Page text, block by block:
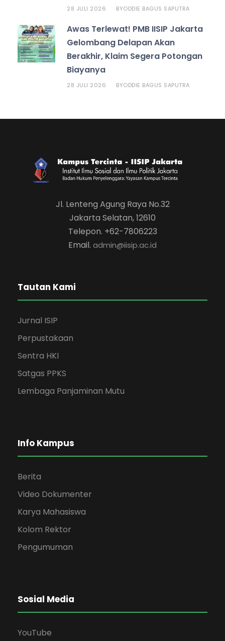
28 JULI 2026 BYODDIE BAGUS SAPUTRA
Awas Terlewat! PMB IISIP Jakarta
Gelombang Delapan Akan
Berakhir, Klaim Segera Potongan
Biayanya
28 JULI 2026 BYODDIE BAGUS SAPUTRA
Jl. Lenteng Agung Raya No.32
Jakarta Selatan, 12610
Telepon. +62-7806223
Email. admin@iisip.ac.id
Tautan Kami
Jurnal ISIP
Perpustakaan
Sentra HKI
Satgas PPKS
Lembaga Panjaminan Mutu
Info Kampus
Berita
Video Dokumenter
Karya Mahasiswa
Kolom Rektor
Pengumuman
Sosial Media
YouTube